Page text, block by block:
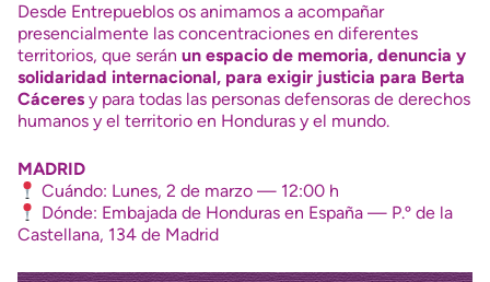
Desde Entrepueblos os animamos a acompañar
presencialmente las concentraciones en diferentes
territorios, que serán un espacio de memoria, denuncia y
solidaridad internacional, para exigir justicia para Berta
Cáceres y para todas las personas defensoras de derechos
humanos y el territorio en Honduras y el mundo.
MADRID
Cuándo: Lunes, 2 de marzo — 12:00 h
Dónde: Embajada de Honduras en España — P.º de la
Castellana, 134 de Madrid